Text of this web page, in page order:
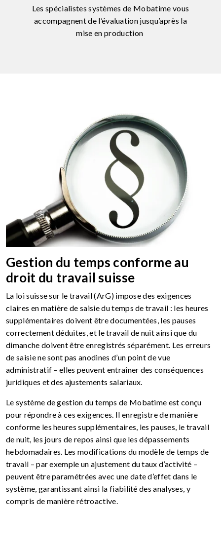
Les spécialistes systèmes de Mobatime vous
accompagnent de l’évaluation jusqu’après la
mise en production
Gestion du temps conforme au
droit du travail suisse
La loi suisse sur le travail (ArG) impose des exigences
claires en matière de saisie du temps de travail : les heures
supplémentaires doivent être documentées, les pauses
correctement déduites, et le travail de nuit ainsi que du
dimanche doivent être enregistrés séparément. Les erreurs
de saisie ne sont pas anodines d’un point de vue
administratif – elles peuvent entraîner des conséquences
juridiques et des ajustements salariaux.
Le système de gestion du temps de Mobatime est conçu
pour répondre à ces exigences. Il enregistre de manière
conforme les heures supplémentaires, les pauses, le travail
de nuit, les jours de repos ainsi que les dépassements
hebdomadaires. Les modifications du modèle de temps de
travail – par exemple un ajustement du taux d’activité –
peuvent être paramétrées avec une date d’effet dans le
système, garantissant ainsi la fiabilité des analyses, y
compris de manière rétroactive.